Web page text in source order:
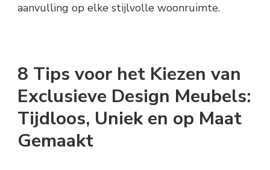
aanvulling op elke stijlvolle woonruimte.
8 Tips voor het Kiezen van
Exclusieve Design Meubels:
Tijdloos, Uniek en op Maat
Gemaakt